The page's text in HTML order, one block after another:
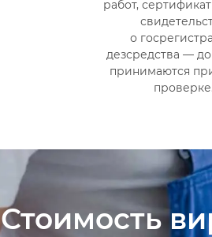
работ,
о
дезсредства —
принимаются
проверке.
Стоимость